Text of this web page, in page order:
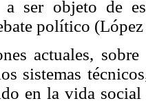
a ser objeto de
político
actuales,
sistemas
en la vida